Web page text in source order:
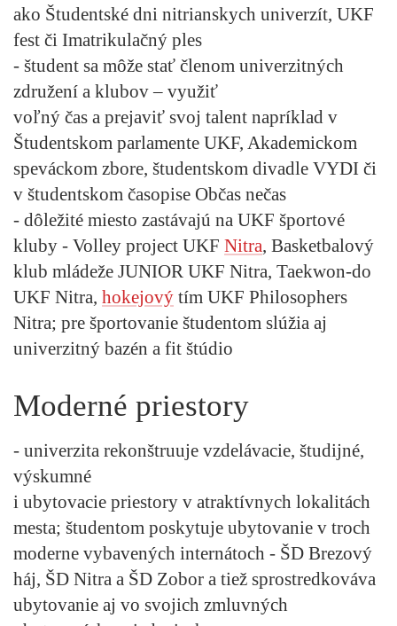
ako Študentské dni nitrianskych univerzít, UKF
fest či Imatrikulačný ples
- študent sa môže stať členom univerzitných
združení a klubov – využiť
voľný čas a prejaviť svoj talent napríklad v
Študentskom parlamente UKF, Akademickom
speváckom zbore, študentskom divadle VYDI či
v študentskom časopise Občas nečas
- dôležité miesto zastávajú na UKF športové
kluby - Volley project UKF Nitra, Basketbalový
klub mládeže JUNIOR UKF Nitra, Taekwon-do
UKF Nitra, hokejový tím UKF Philosophers
Nitra; pre športovanie študentom slúžia aj
univerzitný bazén a fit štúdio
Moderné priestory
- univerzita rekonštruuje vzdelávacie, študijné,
výskumné
i ubytovacie priestory v atraktívnych lokalitách
mesta; študentom poskytuje ubytovanie v troch
moderne vybavených internátoch - ŠD Brezový
háj, ŠD Nitra a ŠD Zobor a tiež sprostredkováva
ubytovanie aj vo svojich zmluvných